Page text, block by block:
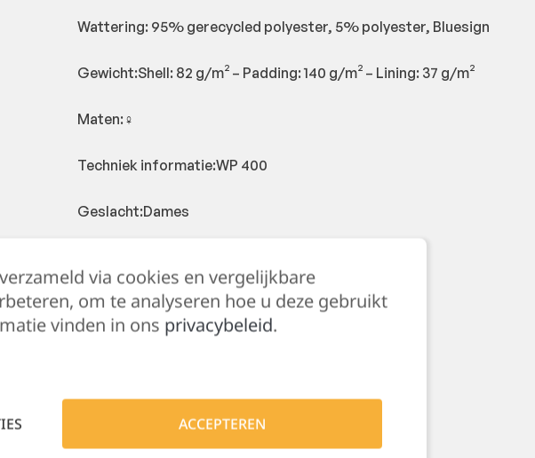
Wattering: 95% gerecycled polyester, 5% polyester, Bluesign
Gewicht:Shell: 82 g/m² – Padding: 140 g/m² – Lining: 37 g/m²
Maten:♀
Techniek informatie:WP 400
Geslacht:Dames
Halslijn:Collar
Capuchondetails:Geen
via cookies en vergelijkbare
om te analyseren hoe u deze gebruikt
vinden in ons privacybeleid.
ACCEPTEREN